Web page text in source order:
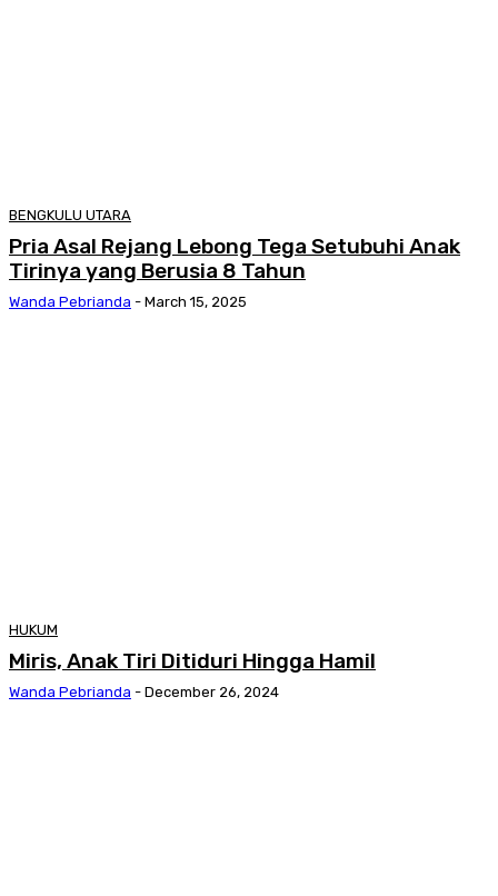
BENGKULU UTARA
Pria Asal Rejang Lebong Tega Setubuhi Anak
Tirinya yang Berusia 8 Tahun
Wanda Pebrianda - March 15, 2025
HUKUM
Miris, Anak Tiri Ditiduri Hingga Hamil
Wanda Pebrianda - December 26, 2024